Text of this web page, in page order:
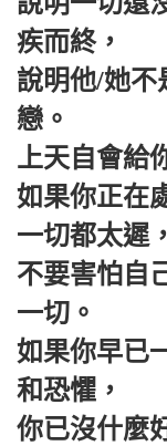
疾而終，
說明他/她不
戀。
上天自會給
如果你正在
一切都太遲，
不要害怕自
一切。
如果你早已
和恐懼，
你已沒什麼